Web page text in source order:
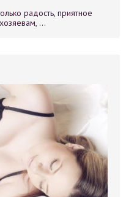
радость, приятное
...